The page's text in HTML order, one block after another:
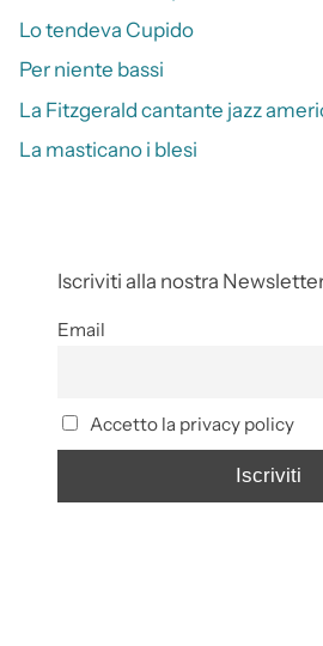
Lo tendeva Cupido
Per niente bassi
La Fitzgerald cantante jazz
La masticano i blesi
Iscriviti alla nostra
Email
Accetto la privacy policy